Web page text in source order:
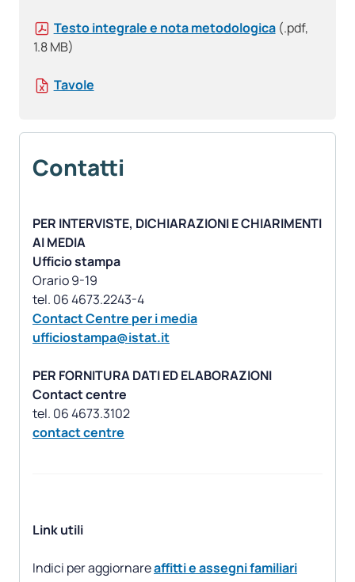
Testo integrale e nota metodologica (.pdf,
1.8 MB)
Tavole
Contatti
PER INTERVISTE, DICHIARAZIONI E CHIARIMENTI
AI MEDIA
Ufficio stampa
Orario 9-19
Contact Centre per i media
ufficiostampa@istat.it
PER FORNITURA DATI ED ELABORAZIONI
Contact centre
contact centre
Link utili
Indici per aggiornareaffitti e assegni familiari